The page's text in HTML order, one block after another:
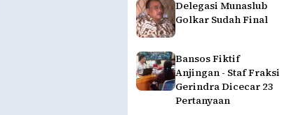
Delegasi Munaslub
Golkar Sudah Final
Bansos Fiktif
Anjingan - Staf Fraksi
Gerindra Dicecar 23
Pertanyaan